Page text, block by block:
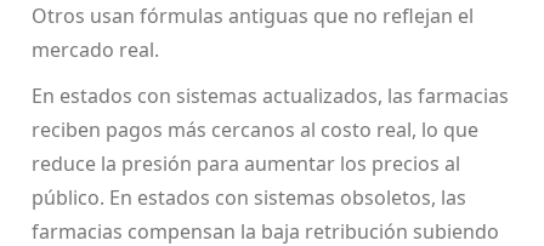
Otros usan fórmulas antiguas que no reflejan el
mercado real.
En estados con sistemas actualizados, las farmacias
reciben pagos más cercanos al costo real, lo que
reduce la presión para aumentar los precios al
público. En estados con sistemas obsoletos, las
farmacias compensan la baja retribución subiendo